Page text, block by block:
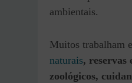
ambientais.
Muitos trabalham
naturais, reservas
zoológicos,